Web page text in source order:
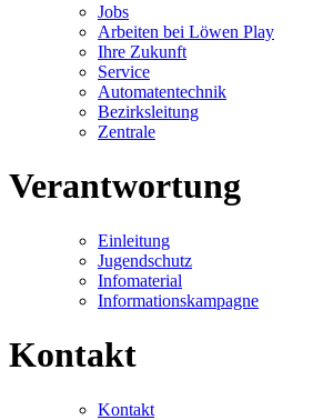
Jobs
Arbeiten bei Löwen Play
Ihre Zukunft
Service
Automatentechnik
Bezirksleitung
Zentrale
Verantwortung
Einleitung
Jugendschutz
Infomaterial
Informationskampagne
Kontakt
Kontakt